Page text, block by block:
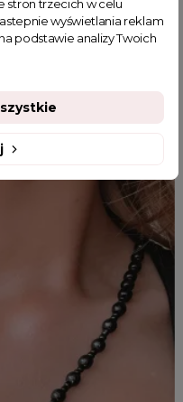
stron trzecich w celu
wyświetlania reklam
podstawie analizy Twoich